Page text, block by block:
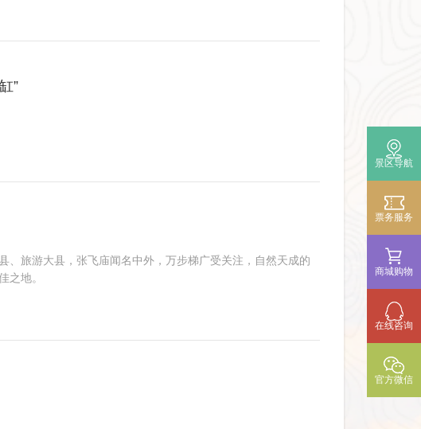
”
、旅游大县，张飞庙闻名中外，万步梯广受关注，自然天成的
之地。
景区导航

票务服务

商城购物
在线咨询
官方微信